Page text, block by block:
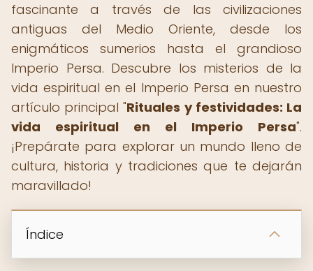
fascinante a través de las civilizaciones
antiguas del Medio Oriente, desde los
enigmáticos sumerios hasta el grandioso
Imperio Persa. Descubre los misterios de la
vida espiritual en el Imperio Persa en nuestro
artículo principal "Rituales y festividades: La
vida espiritual en el Imperio Persa".
¡Prepárate para explorar un mundo lleno de
cultura, historia y tradiciones que te dejarán
maravillado!
Índice